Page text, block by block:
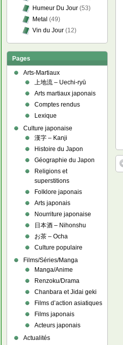
Humeur Du Jour (53)
Metal (49)
Vin du Jour (12)
Pages
Arts-Martiaux
上地流 – Uechi-ryū
Arts martiaux japonais
Comptes rendus
Lexique
Culture japonaise
漢字 – Kanji
Histoire du Japon
Géographie du Japon
Religions et
superstitions
Folklore japonais
Arts japonais
Nourriture japonaise
日本酒 – Nihonshu
お茶 – Ocha
Culture populaire
Films/Séries/Manga
Manga/Anime
Renzoku/Drama
Chanbara et Jidai geki
Films d’action asiatiques
Films japonais
Acteurs japonais
Actualités